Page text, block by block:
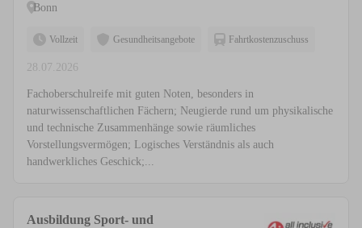
Bonn
Vollzeit Gesundheitsangebote Fahrtkostenzuschuss
28.07.2026
Fachoberschulreife mit guten Noten, besonders in
naturwissenschaftlichen Fächern; Neugierde rund um physikalische
und technische Zusammenhänge sowie räumliches
Vorstellungsvermögen; Logisches Verständnis als auch
handwerkliches Geschick;...
Ausbildung Sport- und